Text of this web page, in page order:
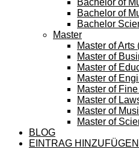
Bachelor of
Bachelor of
Bachelor
Master
Master of Arts
Master of
Master of
Master of
Master of
Master of
Master of
Master of
BLOG
EINTRAG HINZUFÜGEN